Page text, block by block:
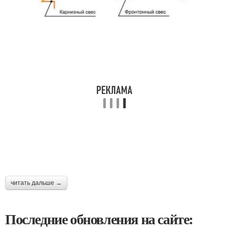
читать дальше →
Последние обновления на сайте: